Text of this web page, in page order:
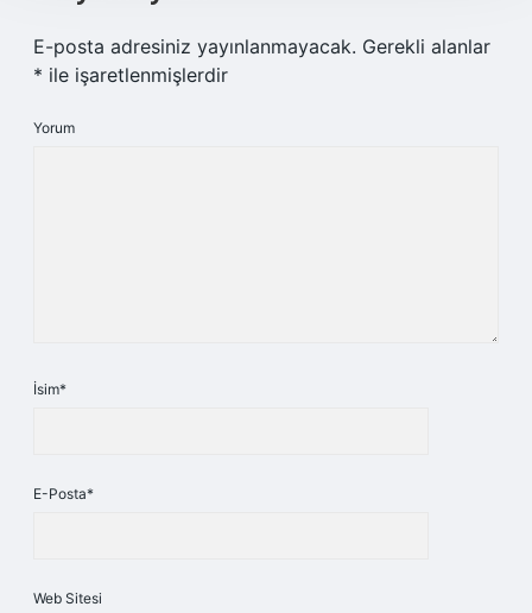
E-posta adresiniz yayınlanmayacak. Gerekli alanlar
* ile işaretlenmişlerdir
Yorum
İsim*
E-Posta*
Web Sitesi